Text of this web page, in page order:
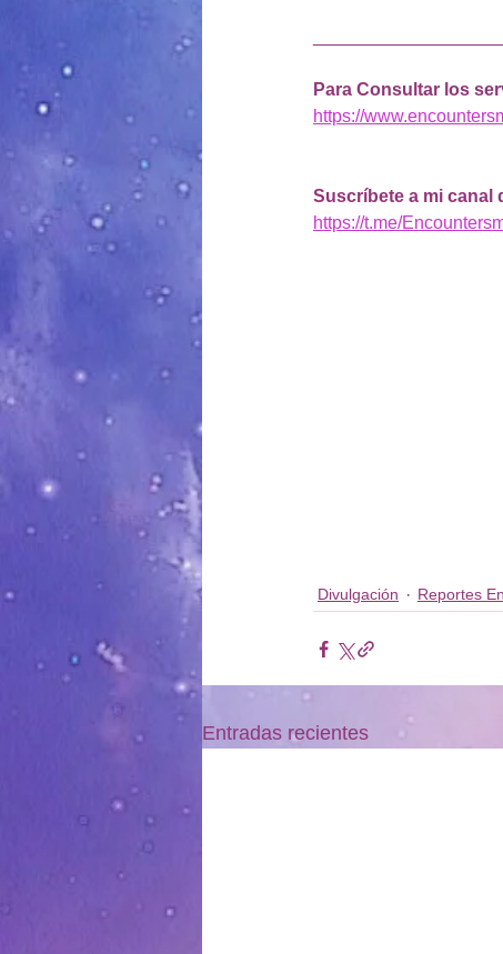
Para Consultar los
https://
Suscríbete a mi canal
https://t.me/
Divulgación Reportes
Entradas recientes